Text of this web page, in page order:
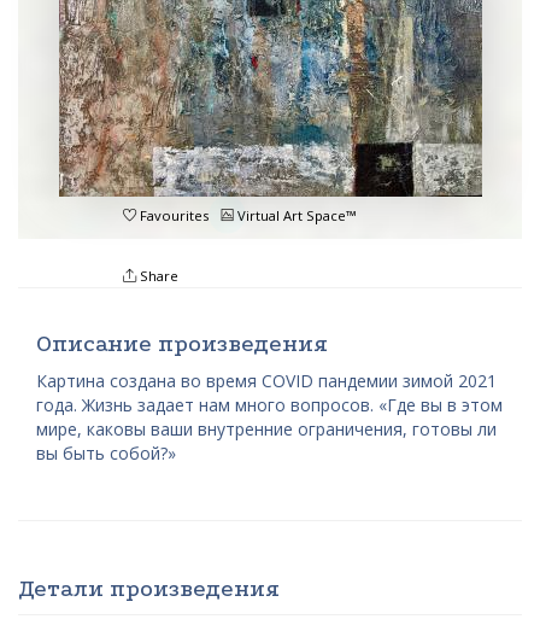
Favourites Virtual Art Space™
Share
Описание произведения
Картина создана во время COVID пандемии зимой 2021
года. Жизнь задает нам много вопросов. «Где вы в этом
мире, каковы ваши внутренние ограничения, готовы ли
вы быть собой?»
Детали произведения